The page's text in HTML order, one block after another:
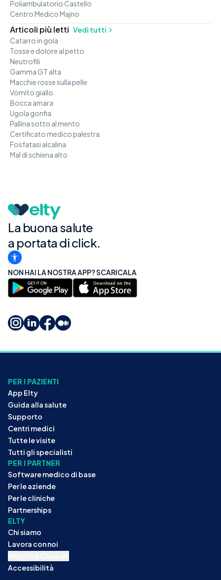
Poliambulatorio Castello
Centro Medico Majno
Articoli più letti Vedi tutti
Catarro in gola
Tosse e dolore al petto
Neutrofili
Gamma GT alta
Macchie rosse sulla pelle
Vomito giallo
Bocca amara
Ugola gonfia
Pallina sotto al mento
Certificato medico palestra
Fosfatasi alcalina
Mal di schiena alto
La buona salute
a portata di click.
NON HAI LA NOSTRA APP? SCARICALA
PER I PAZIENTI
App Elty
Guida alla salute
Supporto
Centri medici
Tutte le visite
Tutti gli specialisti
PER I PARTNER
Software medico di base
Per le aziende
Per le cliniche
Partnerships
ELTY
Chi siamo
Lavora con noi
Accessibilità